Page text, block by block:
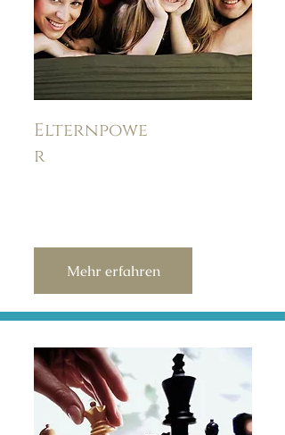
Elternpowe
r
Mehr erfahren